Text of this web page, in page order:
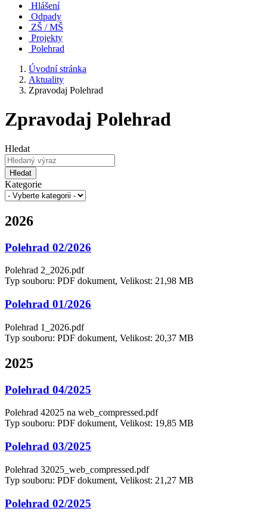
Hlášení
Odpady
ZŠ / MŠ
Projekty
Polehrad
Úvodní stránka
Aktuality
Zpravodaj Polehrad
Zpravodaj Polehrad
Hledat
Hledat
Kategorie
2026
Polehrad 02/2026
Polehrad 2_2026.pdf
Typ souboru: PDF dokument, Velikost: 21,98 MB
Polehrad 01/2026
Polehrad 1_2026.pdf
Typ souboru: PDF dokument, Velikost: 20,37 MB
2025
Polehrad 04/2025
Polehrad 42025 na web_compressed.pdf
Typ souboru: PDF dokument, Velikost: 19,85 MB
Polehrad 03/2025
Polehrad 32025_web_compressed.pdf
Typ souboru: PDF dokument, Velikost: 21,27 MB
Polehrad 02/2025